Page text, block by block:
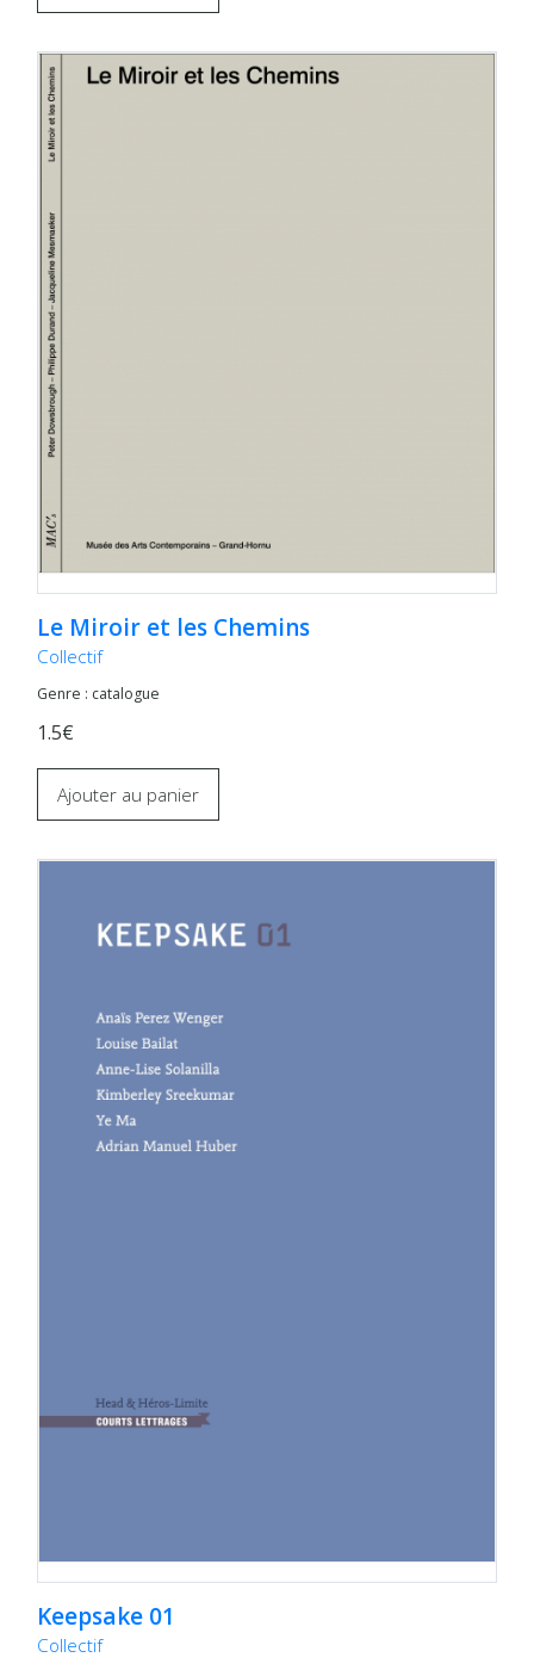
Le Miroir et les Chemins
Collectif
Genre : catalogue
1.5€
Ajouter au panier
Keepsake 01
Collectif